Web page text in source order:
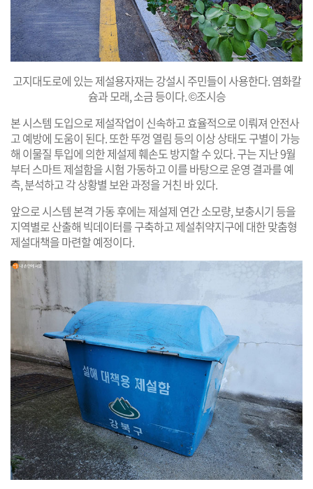
고지대도로에 있는 제설용자재는 강설시 주민들이 사용한다. 염화칼
슘과 모래, 소금 등이다. ©조시승
본 시스템 도입으로 제설작업이 신속하고 효율적으로 이뤄져 안전사
고 예방에 도움이 된다. 또한 뚜껑 열림 등의 이상 상태도 구별이 가능
해 이물질 투입에 의한 제설제 훼손도 방지할 수 있다. 구는 지난 9월
부터 스마트 제설함을 시험 가동하고 이를 바탕으로 운영 결과를 예
측, 분석하고 각 상황별 보완 과정을 거친 바 있다.
앞으로 시스템 본격 가동 후에는 제설제 연간 소모량, 보충시기 등을
지역별로 산출해 빅데이터를 구축하고 제설취약지구에 대한 맞춤형
제설대책을 마련할 예정이다.